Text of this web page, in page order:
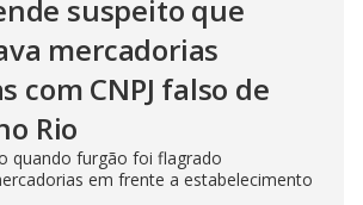
suspeito que
mercadorias
com CNPJ falso de
Rio
quando furgão foi flagrado
em frente a estabelecimento